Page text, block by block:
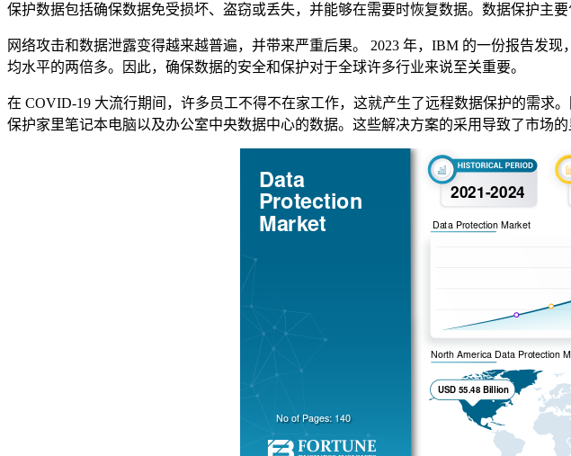
保护数据包括确保数据免受损坏、盗窃或丢失，并能够在需要时恢复数据。数据保护主
网络攻击和数据泄露变得越来越普遍，并带来严重后果。 2023 年，IBM 的一份报告发
均水平的两倍多。因此，确保数据的安全和保护对于全球许多行业来说至关重要。
在 COVID-19 大流行期间，许多员工不得不在家工作，这就产生了远程数据保护的需
保护家里笔记本电脑以及办公室中央数据中心的数据。这些解决方案的采用导致了市场的